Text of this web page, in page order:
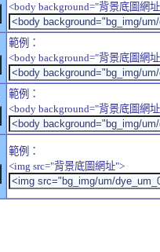
<body background="背景底圖網
範例：
<body background="背景底圖網
範例：
<body background="背景底圖網
範例：
<img src="背景底圖網址">